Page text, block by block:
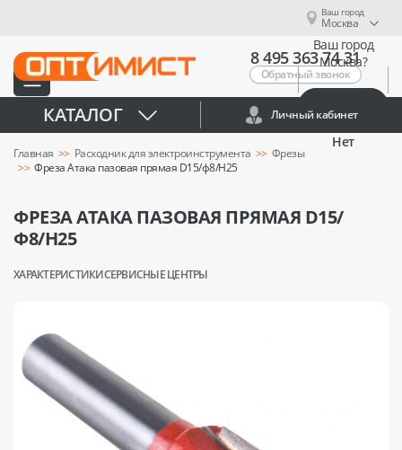
Ваш город
Москва
Ваш город
Москва?
Нет
8 495 363 74 31
Обратный звонок
КАТАЛОГ Личный кабинет
Главная Расходник для электроинструмента
Фрезы
Фреза Атака пазовая прямая D15/ф8/H25
ФРЕЗА АТАКА ПАЗОВАЯ ПРЯМАЯ D15/
Ф8/H25
ХАРАКТЕРИСТИКИСЕРВИСНЫЕ ЦЕНТРЫ